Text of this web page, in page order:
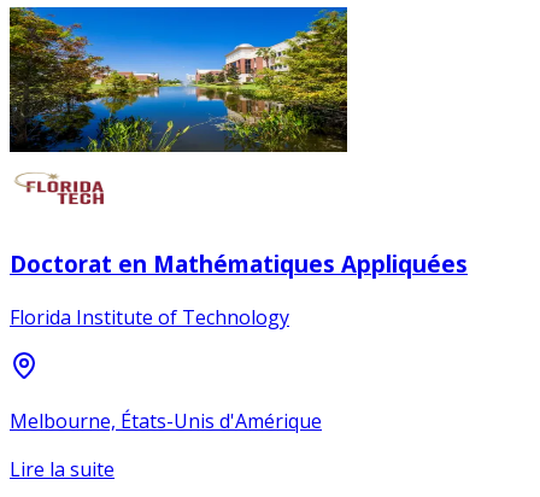
Doctorat en Mathématiques Appliquées
Florida Institute of Technology
Melbourne, États-Unis d'Amérique
Lire la suite